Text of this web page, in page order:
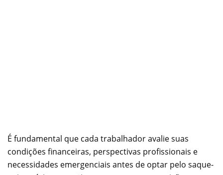
É fundamental que cada trabalhador avalie suas
condições financeiras, perspectivas profissionais e
necessidades emergenciais antes de optar pelo saque-